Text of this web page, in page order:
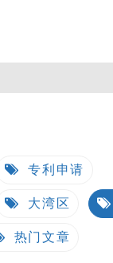
专利申请
大湾区
热门文章